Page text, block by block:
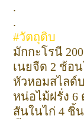
.
.
#วัตถุดิบ
มักกะโรนี
เนยจืด 2 ช้อ
หัวหอมสไลด์
หน่อไม้ฝรั่ง 6
สันในไก่ 4 ชิ้น